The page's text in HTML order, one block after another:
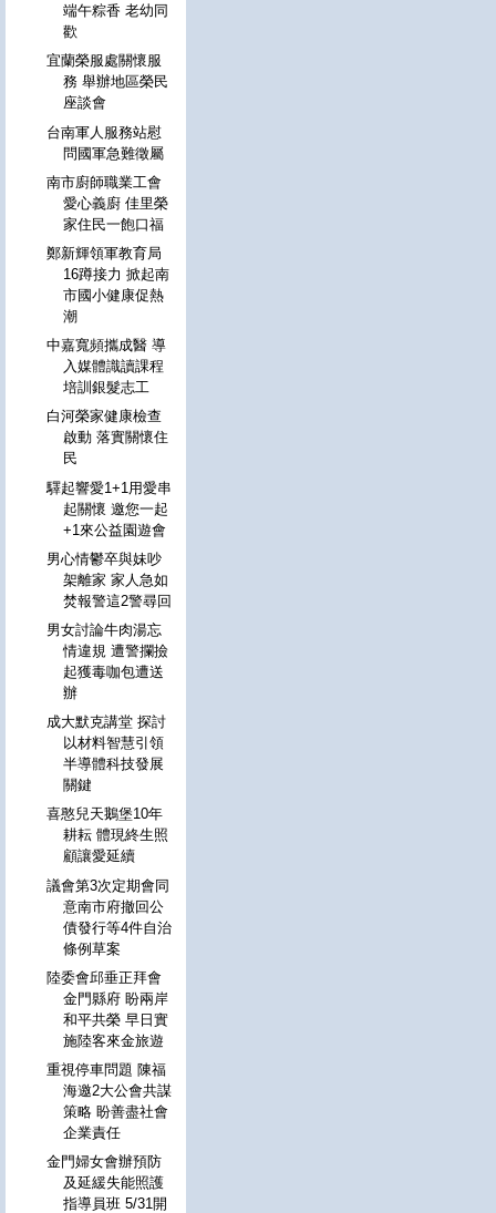
端午粽香 老幼同
歡
宜蘭榮服處關懷服
務 舉辦地區榮民
座談會
台南軍人服務站慰
問國軍急難徵屬
南市廚師職業工會
愛心義廚 佳里榮
家住民一飽口福
鄭新輝領軍教育局
16蹲接力 掀起南
市國小健康促熱
潮
中嘉寬頻攜成醫 導
入媒體識讀課程
培訓銀髮志工
白河榮家健康檢查
啟動 落實關懷住
民
驛起響愛1+1用愛串
起關懷 邀您一起
+1來公益園遊會
男心情鬱卒與妹吵
架離家 家人急如
焚報警這2警尋回
男女討論牛肉湯忘
情違規 遭警攔撿
起獲毒咖包遭送
辦
成大默克講堂 探討
以材料智慧引領
半導體科技發展
關鍵
喜憨兒天鵝堡10年
耕耘 體現終生照
顧讓愛延續
議會第3次定期會同
意南市府撤回公
債發行等4件自治
條例草案
陸委會邱垂正拜會
金門縣府 盼兩岸
和平共榮 早日實
施陸客來金旅遊
重視停車問題 陳福
海邀2大公會共謀
策略 盼善盡社會
企業責任
金門婦女會辦預防
及延緩失能照護
指導員班 5/31開